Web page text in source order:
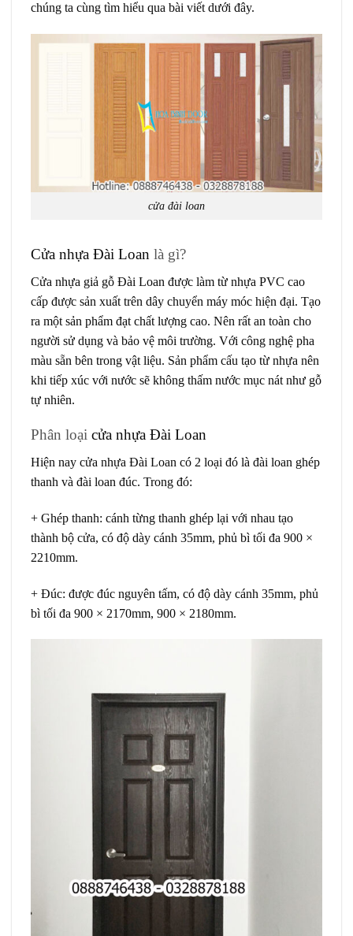
chúng ta cùng tìm hiểu qua bài viết dưới đây.
cửa đài loan
Cửa nhựa Đài Loan là gì?
Cửa nhựa giả gỗ Đài Loan được làm từ nhựa PVC cao
cấp được sản xuất trên dây chuyển máy móc hiện đại. Tạo
ra một sản phẩm đạt chất lượng cao. Nên rất an toàn cho
người sử dụng và bảo vệ môi trường. Với công nghệ pha
màu sẵn bên trong vật liệu. Sản phẩm cấu tạo từ nhựa nên
khi tiếp xúc với nước sẽ không thấm nước mục nát như gỗ
tự nhiên.
Phân loại cửa nhựa Đài Loan
Hiện nay cửa nhựa Đài Loan có 2 loại đó là đài loan ghép
thanh và đài loan đúc. Trong đó:
+ Ghép thanh: cánh từng thanh ghép lại với nhau tạo
thành bộ cửa, có độ dày cánh 35mm, phủ bì tối đa 900 ×
2210mm.
+ Đúc: được đúc nguyên tấm, có độ dày cánh 35mm, phủ
bì tối đa 900 × 2170mm, 900 × 2180mm.